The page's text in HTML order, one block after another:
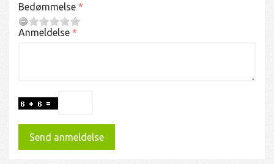
Bedømmelse
Anmeldelse
Send anmeldelse